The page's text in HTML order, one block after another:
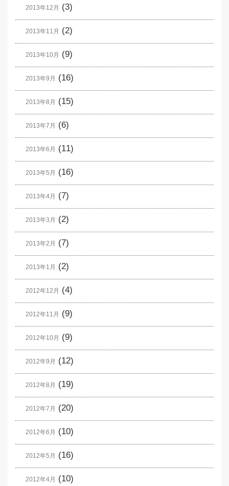
2013年12月 (3)
2013年11月 (2)
2013年10月 (9)
2013年9月 (16)
2013年8月 (15)
2013年7月 (6)
2013年6月 (11)
2013年5月 (16)
2013年4月 (7)
2013年3月 (2)
2013年2月 (7)
2013年1月 (2)
2012年12月 (4)
2012年11月 (9)
2012年10月 (9)
2012年9月 (12)
2012年8月 (19)
2012年7月 (20)
2012年6月 (10)
2012年5月 (16)
2012年4月 (10)